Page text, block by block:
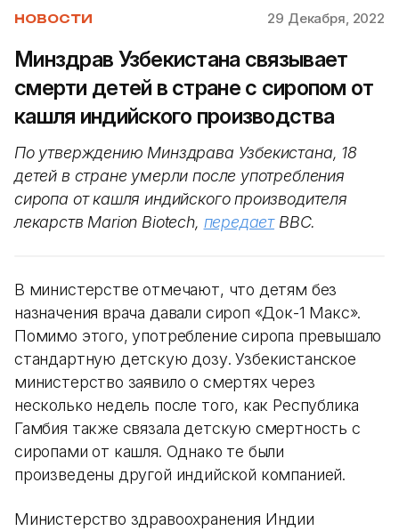
НОВОСТИ 29 Декабря, 2022
Минздрав Узбекистана связывает
смерти детей в стране с сиропом от
кашля индийского производства
По утверждению Минздрава Узбекистана, 18
детей в стране умерли после употребления
сиропа от кашля индийского производителя
лекарств Marion Biotech, передаетBBC.
В министерстве отмечают, что детям без
назначения врача давали сироп «Док-1 Макс».
Помимо этого, употребление сиропа превышало
стандартную детскую дозу. Узбекистанское
министерство заявило о смертях через
несколько недель после того, как Республика
Гамбия также связала детскую смертность с
сиропами от кашля. Однако те были
произведены другой индийской компанией.
Министерство здравоохранения Индии